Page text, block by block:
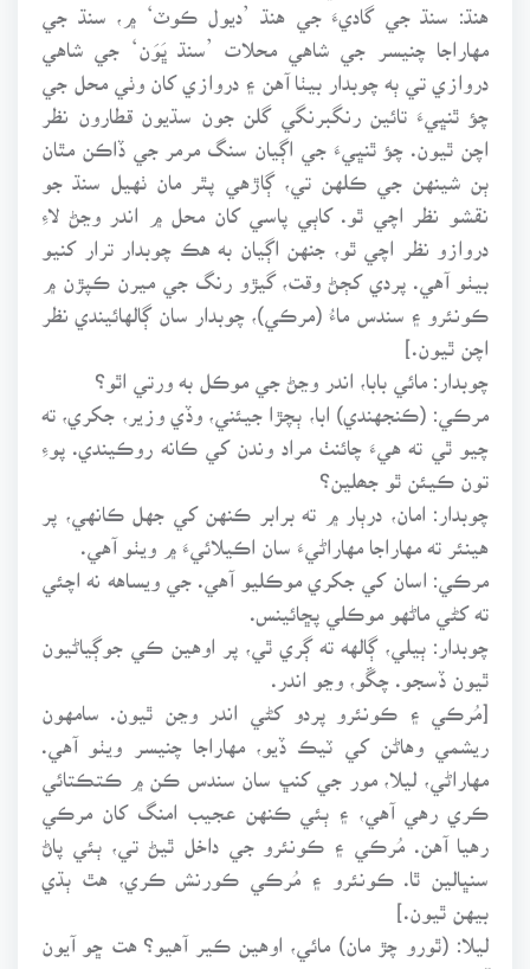
هنڌ: سنڌ جي گاديءَ جي هنڌ ’ديول ڪوٽ‘ ۾، سنڌ جي
مهاراجا چنيسر جي شاهي محلات ’سنڌ ڀَوَن‘ جي شاهي
دروازي تي ٻه چوبدار بيٺا آهن ۽ دروازي کان وٺي محل جي
چؤ ٿنڀيءَ تائين رنگبرنگي گلن جون سڌيون قطارون نظر
اچن ٿيون. چؤ ٿنڀيءَ جي اڳيان سنگ مرمر جي ڏاڪن مٿان
ٻن شينهن جي ڪلهن تي، ڳاڙهي پٿر مان ٺهيل سنڌ جو
نقشو نظر اچي ٿو. کاٻي پاسي کان محل ۾ اندر وڃڻ لاءِ
دروازو نظر اچي ٿو، جنهن اڳيان به هڪ چوبدار ترار کنيو
بيٺو آهي. پردي کڄڻ وقت، گيڙو رنگ جي ميرن ڪپڙن ۾
ڪونئرو ۽ سندس ماءُ (مرڪي)، چوبدار سان ڳالهائيندي نظر
اچن ٿيون.]
چوبدار: مائي بابا، اندر وڃڻ جي موڪل به ورتي اٿو؟
مرڪي: (ڪنجهندي) ابا، ٻچڙا جيئني، وڏي وزير، جکري، ته
چيو ٿي ته هيءَ چائنٺ مراد وندن کي ڪانه روڪيندي. پوءِ
تون ڪيئن ٿو جھلين؟
چوبدار: امان، درٻار ۾ ته برابر ڪنهن کي جهل ڪانهي، پر
هينئر ته مهاراجا مهاراڻيءَ سان اڪيلائيءَ ۾ ويٺو آهي.
مرڪي: اسان کي جکري موڪليو آهي. جي ويساهه نه اچئي
ته کڻي ماڻهو موڪلي پڇائينس.
چوبدار: ٻيلي، ڳالهه ته ڳري ٿي، پر اوهين ڪي جوڳياڻيون
ٿيون ڏسجو. چڱو، وڃو اندر.
[مُرڪي ۽ ڪونئرو پردو کڻي اندر وڃن ٿيون. سامهون
ريشمي وهاڻن کي ٽيڪ ڏيو، مهاراجا چنيسر ويٺو آهي.
مهاراڻي، ليلا، مور جي کنڀ سان سندس ڪن ۾ ڪتڪتائي
ڪري رهي آهي، ۽ ٻئي ڪنهن عجيب امنگ کان مرڪي
رهيا آهن. مُرڪي ۽ ڪونئرو جي داخل ٿيڻ تي، ٻئي پاڻ
سنڀالين ٿا. ڪونئرو ۽ مُرڪي ڪورنش ڪري، هٿ ٻڌي
بيهن ٿيون.]
ليلا: (ٿورو چڙ مان) مائي، اوهين ڪير آهيو؟ هت ڇو آيون